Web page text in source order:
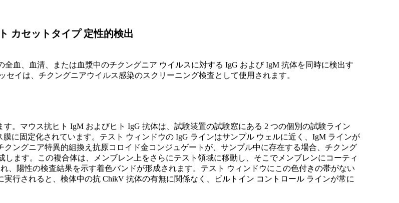
カセットタイプ 定性的検出
血、血清、または血漿中のチクングニア ウイルスに対する IgG および IgM 抗体を同時に検出す
イは、チクングニアウイルス感染のスクリーニング検査として使用されます。
。マウス抗ヒト IgM およびヒト IgG 抗体は、試験装置の試験窓にある 2 つの個別の試験ライン
に固定化されています。テスト ウィンドウの IgG ラインはサンプル ウェルに近く、IgM ラインが
ングニア特異的組換え抗原コロイド金コンジュゲートが、サンプル中に存在する場合、チクング
ます。この複合体は、メンブレン上をさらにテスト領域に移動し、そこでメンブレンにコーティ
、陽性の検査結果を示す着色バンドが形成されます。テスト ウィンドウにこの色付きの帯がない
行されると、検体中の抗 ChikV 抗体の有無に関係なく、ビルトイン コントロール ラインが常に